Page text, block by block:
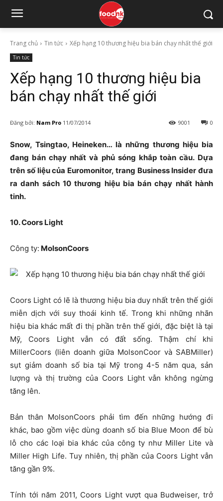
Trang chủ Tin tức Xếp hạng 10 thương hiệu bia bán chạy nhất thế giới
Tin tức
Xếp hạng 10 thương hiệu bia
bán chạy nhất thế giới
Đăng bởi: Nam Pro 11/07/2014 0
9001
Snow, Tsingtao, Heineken… là những thương hiệu bia
đang bán chạy nhất và phủ sóng khắp toàn cầu. Dựa
trên số liệu của Euromonitor, trang Business Insider đưa
ra danh sách 10 thương hiệu bia bán chạy nhất hành
tinh.
10. Coors Light
Công ty: MolsonCoors
Coors Light có lẽ là thương hiệu bia duy nhất trên thế giới
miễn dịch với suy thoái kinh tế. Trong khi những nhãn
hiệu bia khác mất đi thị phần trên thế giới, đặc biệt là tại
Mỹ, Coors Light vẫn có đất sống. Thậm chí khi
MillerCoors (liên doanh giữa MolsonCoor và SABMiller)
sụt giảm doanh số bia tại Mỹ trong 4-5 năm qua, sản
lượng và thị trường của Coors Light vẫn không ngừng
tăng lên.
Bản thân MolsonCoors phải tìm đến những hướng đi
khác, bao gồm việc dùng doanh số bia Blue Moon để bù
lỗ cho các loại bia khác của công ty như Miller Lite và
Miller High Life. Tuy nhiên, thị phần của Coors Light vẫn
tăng gần 9%.
Tính tới năm 2011, Coors Light vượt qua Budweiser, trở